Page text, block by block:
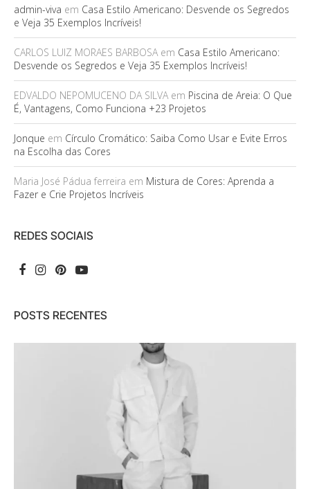
admin-viva em Casa Estilo Americano: Desvende os Segredos
e Veja 35 Exemplos Incríveis!
CARLOS LUIZ MORAES BARBOSAem Casa Estilo Americano:
Desvende os Segredos e Veja 35 Exemplos Incríveis!
EDVALDO NEPOMUCENO DA SILVAem Piscina de Areia: O Que
É, Vantagens, Como Funciona +23 Projetos
Jonque em Círculo Cromático: Saiba Como Usar e Evite Erros
na Escolha das Cores
Maria José Pádua ferreira em Mistura de Cores: Aprenda a
Fazer e Crie Projetos Incríveis
REDES SOCIAIS
POSTS RECENTES